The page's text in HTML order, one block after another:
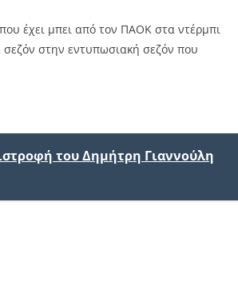
έχει μπει από τον ΠΑΟΚ στα ντέρμπι
στην εντυπωσιακή σεζόν που
του Δημήτρη Γιαννούλη